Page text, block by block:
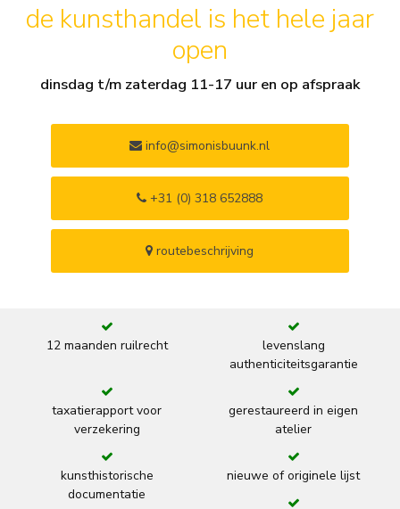
de kunsthandel is het hele jaar
open
dinsdag t/m zaterdag 11-17 uur en op afspraak
info@simonisbuunk.nl
+31 (0) 318 652888
routebeschrijving
12 maanden ruilrecht
levenslang
authenticiteitsgarantie
taxatierapport voor
verzekering
gerestaureerd in eigen
atelier
kunsthistorische
documentatie
nieuwe of originele lijst